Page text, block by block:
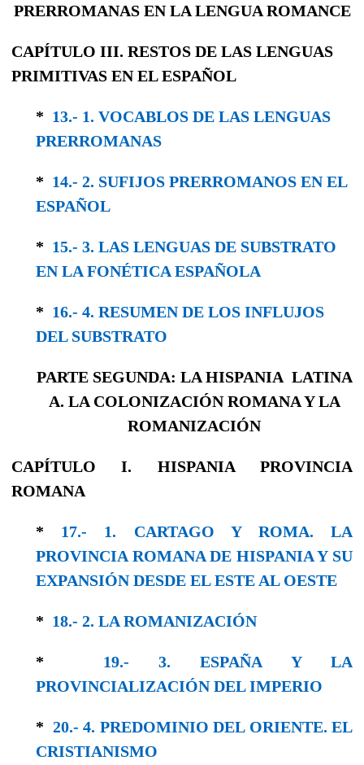
PRERROMANAS EN LA LENGUA ROMANCE
CAPÍTULO III. RESTOS DE LAS LENGUAS
PRIMITIVAS EN EL ESPAÑOL
* 13.- 1. VOCABLOS DE LAS LENGUAS
PRERRO­MANAS
* 14.- 2. SUFIJOS PRERROMANOS EN EL
ESPAÑOL
* 15.- 3. LAS LENGUAS DE SUBSTRATO
EN LA FONÉTICA ESPAÑOLA
* 16.- 4. RESUMEN DE LOS INFLUJOS
DEL SUBSTRATO
PARTE SEGUNDA: LA HISPANIA LATINA
A. LA COLONIZACIÓN ROMANA Y LA
ROMANIZACIÓN
CAPÍTULO I. HISPANIA PROVINCIA
ROMANA
* 17.- 1. CARTAGO Y ROMA. LA
PROVINCIA ROMANA DE HISPANIA Y SU
EXPANSIÓN DESDE EL ESTE AL OESTE
* 18.- 2. LA ROMANIZACIÓN
* 19.- 3. ESPAÑA Y LA
PROVINCIALIZACIÓN DEL IMPERIO
* 20.- 4. PREDOMINIO DEL ORIENTE. EL
CRISTIANISMO